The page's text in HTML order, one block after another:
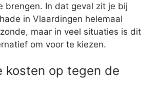
brengen. In dat geval zit je bij
in Vlaardingen helemaal
maar in veel situaties is dit
om voor te kiezen.
kosten op tegen de